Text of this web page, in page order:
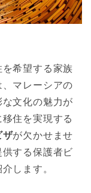
希望する家族
マレーシアの
文化の魅力が
住を実現する
ザが欠かせませ
する保護者ビ
します。